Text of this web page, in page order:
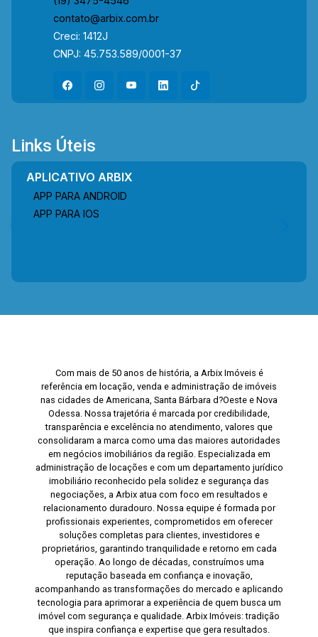
contato@arbix.com.br
Creci: 1412J
CNPJ: 45.753.589/0001-37
Links Úteis
APLICATIVO ARBIX
APP PARA ANDROID
APP PARA IOS
Com mais de 50 anos de história, a Arbix Imóveis é
referência em locação, venda e administração de imóveis
nas cidades de Americana, Santa Bárbara d?Oeste e Nova
Odessa. Nossa trajetória é marcada por credibilidade,
transparência e excelência no atendimento, valores que
consolidaram a marca como uma das maiores autoridades
em negócios imobiliários da região. Especializada em
administração de locações e com um departamento jurídico
imobiliário reconhecido pela solidez e segurança das
negociações, a Arbix atua com foco em resultados e
relacionamento duradouro. Nossa equipe é formada por
profissionais experientes, comprometidos em oferecer
soluções completas para clientes, investidores e
proprietários, garantindo tranquilidade e retorno em cada
operação. Ao longo de décadas, construímos uma
reputação baseada em confiança e inovação,
acompanhando as transformações do mercado e aplicando
tecnologia para aprimorar a experiência de quem busca um
imóvel com segurança e qualidade. Arbix Imóveis: tradição
que inspira confiança e expertise que gera resultados.